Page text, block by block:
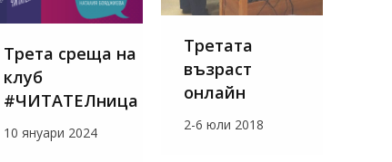
Трета среща на
клуб
#ЧИТАТЕЛница
10 януари 2024
Третата
възраст
онлайн
2-6 юли 2018